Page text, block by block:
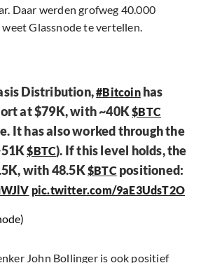
Daar werden grofweg 40.000
Glassnode te vertellen.
Distribution,#Bitcoinhas
at $79K, with ~40K$BTC
It has also worked through the
$BTC). If this level holds, the
with 48.5K$BTCpositioned:
pic.twitter.com/9aE3UdsT2O
John Bollinger is ook positief